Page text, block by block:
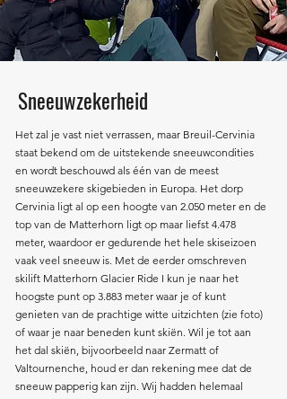
Sneeuwzekerheid
Het zal je vast niet verrassen, maar Breuil-Cervinia
staat bekend om de uitstekende sneeuwcondities
en wordt beschouwd als één van de meest
sneeuwzekere skigebieden in Europa. Het dorp
Cervinia ligt al op een hoogte van 2.050 meter en de
top van de Matterhorn ligt op maar liefst 4.478
meter, waardoor er gedurende het hele skiseizoen
vaak veel sneeuw is. Met de eerder omschreven
skilift Matterhorn Glacier Ride I kun je naar het
hoogste punt op 3.883 meter waar je of kunt
genieten van de prachtige witte uitzichten (zie foto)
of waar je naar beneden kunt skiën. Wil je tot aan
het dal skiën, bijvoorbeeld naar Zermatt of
Valtournenche, houd er dan rekening mee dat de
sneeuw papperig kan zijn. Wij hadden helemaal